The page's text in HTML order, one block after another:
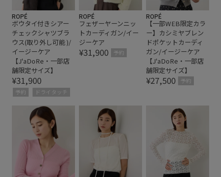
ROPÉ
ボウタイ付きシアー
チェックシャツブラ
ウス(取り外し可能 )/
イージーケア
【J'aDoRe・一部店
舗限定サイズ】
¥31,900
予約 ドライタッチ
ROPÉ
フェザーヤーンニッ
トカーディガン/イー
ジーケア
¥31,900 予約
ROPÉ
【一部WEB限定カラ
ー】カシミヤブレン
ドポケットカーディ
ガン/イージーケア
【J'aDoRe・一部店
舗限定サイズ】
¥27,500 予約